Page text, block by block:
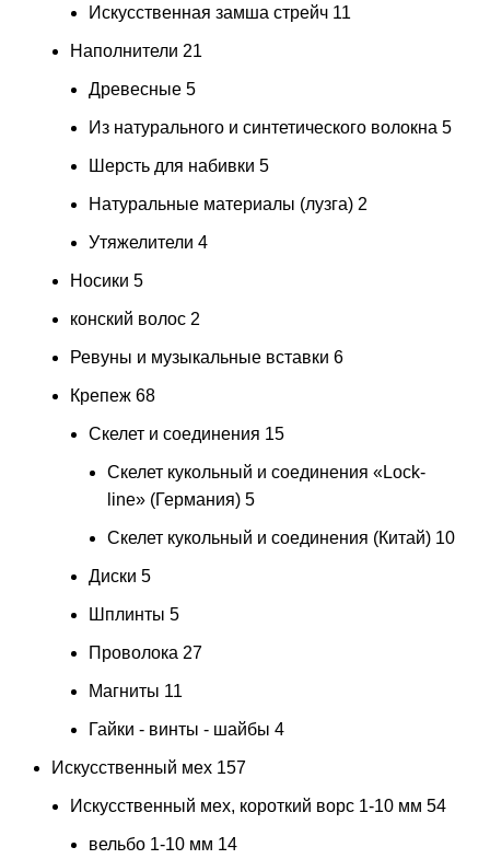
Искусственная замша стрейч 11
Наполнители 21
Древесные 5
Из натурального и синтетического волокна 5
Шерсть для набивки 5
Натуральные материалы (лузга) 2
Утяжелители 4
Носики 5
конский волос 2
Ревуны и музыкальные вставки 6
Крепеж 68
Скелет и соединения 15
Скелет кукольный и соединения «Lock-
line» (Германия) 5
Скелет кукольный и соединения (Китай) 10
Диски 5
Шплинты 5
Проволока 27
Магниты 11
Гайки - винты - шайбы 4
Искусственный мех 157
Искусственный мех, короткий ворс 1-10 мм 54
вельбо 1-10 мм 14